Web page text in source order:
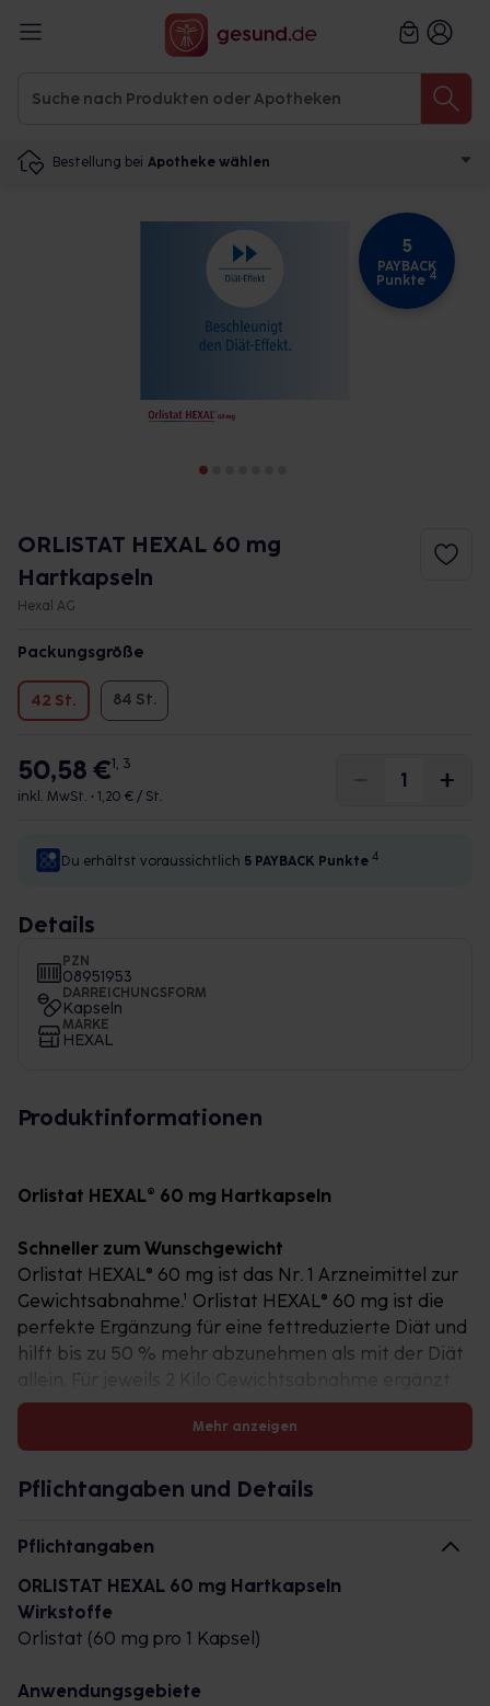
Bestellung bei Apotheke wählen
5
PAYBACK
Punkte 4
ORLISTAT HEXAL 60 mg
Hartkapseln
Hexal AG
Packungsgröße
42 St. 84 St.
50,58 €1, 3
inkl. MwSt. • 1,20 € / St.
Du erhältst voraussichtlich 5 PAYBACK Punkte 4
Details
PZN
08951953
DARREICHUNGSFORM
Kapseln
MARKE
HEXAL
Produktinformationen
Orlistat HEXAL® 60 mg Hartkapseln
Schneller zum Wunschgewicht
Orlistat HEXAL® 60 mg ist das Nr. 1 Arzneimittel zur
Gewichtsabnahme.¹ Orlistat HEXAL® 60 mg ist die
perfekte Ergänzung für eine fettreduzierte Diät und
hilft bis zu 50 % mehr abzunehmen als mit der Diät
durch eine Diät und mehr Bewegung kann durch
Orlistat HEXAL® 60 mg zusätzlich ein weiteres Kilo
Orlistat ist der einzige Wirkstoff, der für die
empfohlen wird.² Geeignet für übergewichtige
Index) von mind. 28.
Mit der 3-fach-Wirkung von Orlistat HEXAL® 60 mg
Mehr anzeigen
Pflichtangaben und Details
Pflichtangaben
ORLISTAT HEXAL 60 mg Hartkapseln
Wirkstoffe
Orlistat (60 mg pro 1 Kapsel)
Anwendungsgebiete